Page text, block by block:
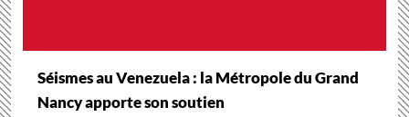
Séismes au Venezuela : la Métropole du Grand
Nancy apporte son soutien